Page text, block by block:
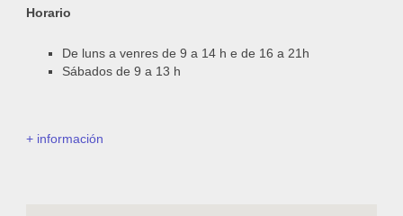
Horario
De luns a venres de 9 a 14 h e de 16 a 21h
Sábados de 9 a 13 h
+ información